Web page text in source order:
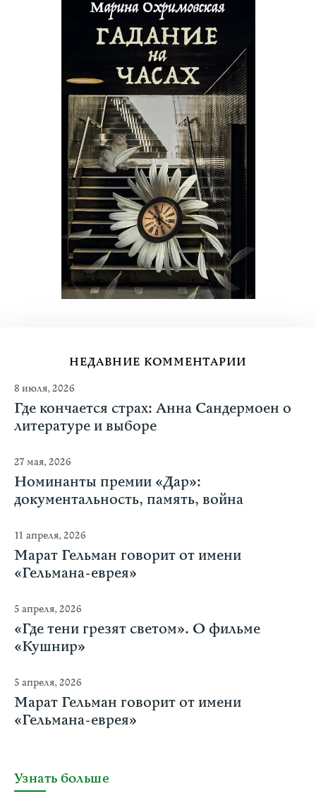
НЕДАВНИЕ КОММЕНТАРИИ
8 июля, 2026
Где кончается страх: Анна Сандермоен о
литературе и выборе
27 мая, 2026
Номинанты премии «Дар»:
документальность, память, война
11 апреля, 2026
Марат Гельман говорит от имени
«Гельмана-еврея»
5 апреля, 2026
«Где тени грезят светом». О фильме
«Кушнир»
5 апреля, 2026
Марат Гельман говорит от имени
«Гельмана-еврея»
Узнать больше